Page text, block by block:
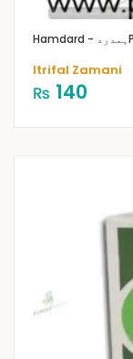
Hamdard - ہمدرد
Itrifal Zamani
₨ 140